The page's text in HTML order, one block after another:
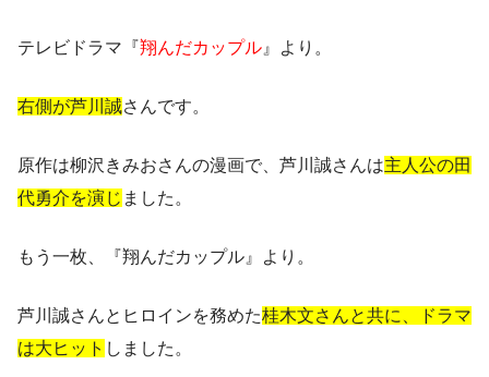
テレビドラマ『翔んだカップル 』より。
右側が芦川誠さんです。
原作は柳沢きみおさんの漫画で、芦川誠さんは主人公の田
代勇介を演じ ました。
もう一枚、『翔んだカップル』より。
芦川誠さんとヒロインを務めた桂木文さんと共に、ドラマ
は大ヒット しました。